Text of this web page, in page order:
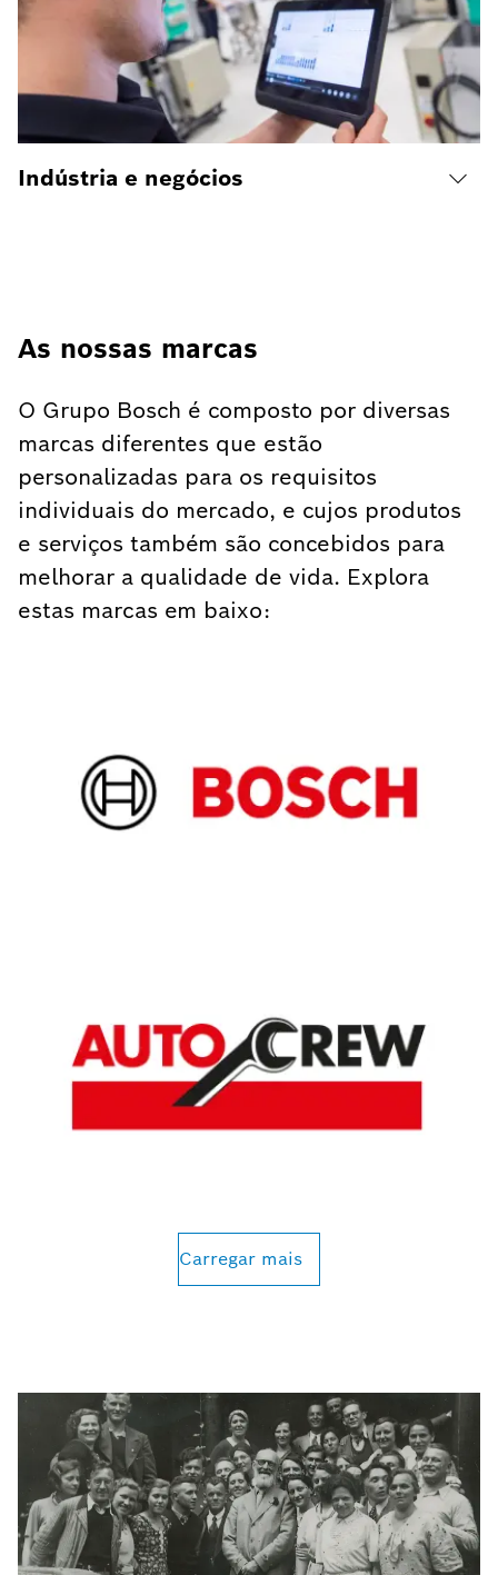
Indústria e negócios
As nossas marcas
O Grupo Bosch é composto por diversas
marcas diferentes que estão
personalizadas para os requisitos
individuais do mercado, e cujos produtos
e serviços também são concebidos para
melhorar a qualidade de vida. Explora
estas marcas em baixo:
Carregar mais